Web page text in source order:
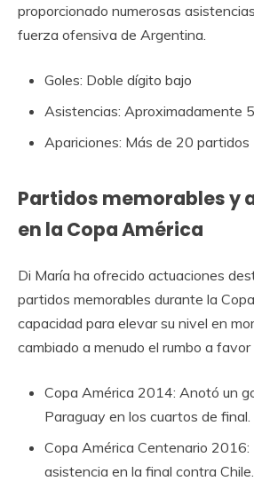
proporcionado numerosas
fuerza ofensiva de Argentina.
Goles: Doble dígito bajo
Asistencias: Aproximadamente
Apariciones: Más de 20 partidos
Partidos memorables y
en la Copa América
Di María ha ofrecido actuaciones
partidos memorables durante la
capacidad para elevar su nivel en
cambiado a menudo el rumbo a favor
Copa América 2014: Anotó un
Paraguay en los cuartos de final.
Copa América Centenario 2016:
asistencia en la final contra Chile.